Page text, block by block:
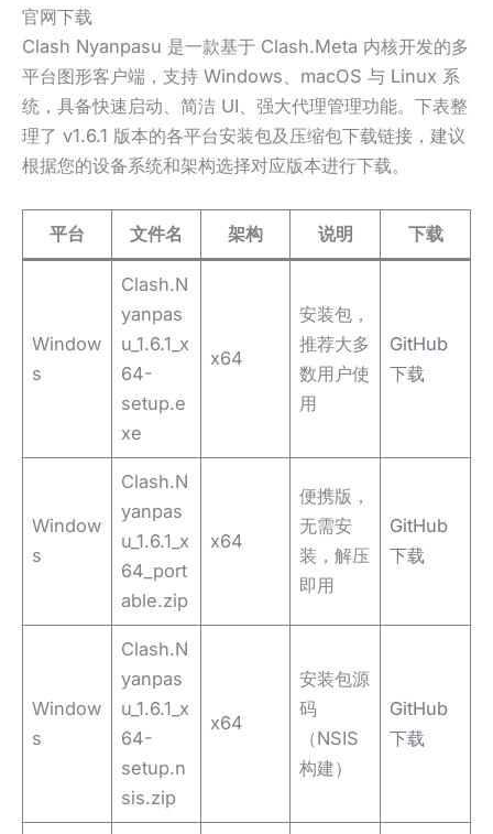
官网下载
Clash Nyanpasu 是一款基于 Clash.Meta 内核开发的多
平台图形客户端，支持 Windows、macOS 与 Linux 系
统，具备快速启动、简洁 UI、强大代理管理功能。下表整
理了 v1.6.1 版本的各平台安装包及压缩包下载链接，建议
根据您的设备系统和架构选择对应版本进行下载。
平台 文件名 架构 说明 下载
Window
s
Clash.N
yanpas
u_1.6.1_x
64-
setup.e
xe
x64
安装包，
推荐大多
数用户使
用
GitHub
下载
Window
s
Clash.N
yanpas
u_1.6.1_x
64_port
able.zip
x64
便携版，
无需安
装，解压
即用
GitHub
下载
Window
s
Clash.N
yanpas
u_1.6.1_x
64-
setup.n
sis.zip
x64
安装包源
码
（NSIS
构建）
GitHub
下载